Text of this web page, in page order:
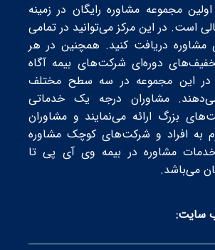
مجموعه مشاوره رایگان در زمینه
است. در این مرکز می‌توانید در تمامی
مشاوره دریافت کنید. همچنین در هر
دوره‌ای شرکت‌های بیمه‌ آگاه
در این مجموعه در سه سطح‌ مختلف
مشاوران درجه یک خدماتی
بزرگ ارائه می‌نمایند و مشاوران
به افراد و شرکت‌های کوچک مشاوره
مشاوره در بیمه وی آی پی تا
می‌باشد.
سایت: